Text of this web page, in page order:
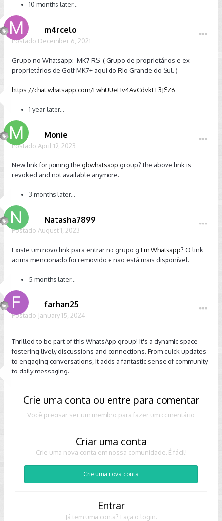
10 months later...
m4rcelo
Postado December 6, 2021
Grupo no Whatsapp: MK7 RS ( Grupo de proprietários e ex-
proprietários de Golf MK7+ aqui do Rio Grande do Sul. )
https://chat.whatsapp.com/FwhUUeHv4AvCdvkEL3JSZ6
1 year later...
Monie
Postado April 19, 2023
New link for joining the gbwhatsapp group?the above link is
revoked and not available anymore.
3 months later...
Natasha7899
Postado August 1, 2023
Existe um novo link para entrar no grupo g Fm Whatsapp? O link
acima mencionado foi removido e não está mais disponível.
5 months later...
farhan25
Postado January 15, 2024
Thrilled to be part of this WhatsApp group! It's a dynamic space
fostering lively discussions and connections. From quick updates
to engaging conversations, it adds a fantastic sense of community
to daily messaging.
Crie uma conta ou entre para comentar
Você precisar ser um membro para fazer um comentário
Criar uma conta
Crie uma nova conta em nossa comunidade. É fácil!
Crie uma nova conta
Entrar
Já tem uma conta? Faça o login.